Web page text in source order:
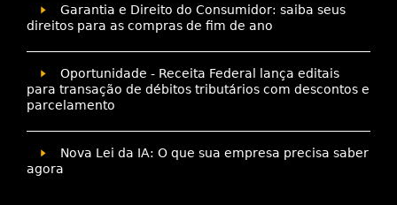
Garantia e Direito do Consumidor: saiba seus
direitos para as compras de fim de ano
Oportunidade - Receita Federal lança editais
para transação de débitos tributários com descontos e
parcelamento
Nova Lei da IA: O que sua empresa precisa saber
agora